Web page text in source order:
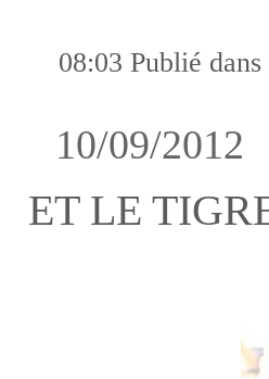
08:03 Publié dans
10/09/2012
ET LE